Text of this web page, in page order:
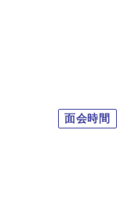
面会時間